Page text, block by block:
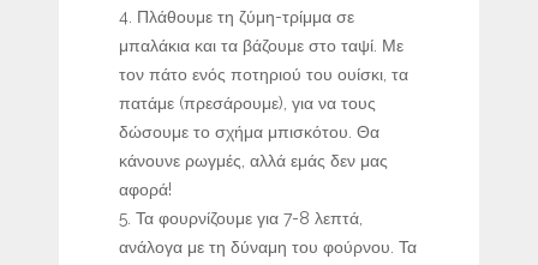
Πλάθουμε τη ζύμη-τρίμμα σε
μπαλάκια και τα βάζουμε στο ταψί. Με
τον πάτο ενός ποτηριού του ουίσκι, τα
πατάμε (πρεσάρουμε), για να τους
δώσουμε το σχήμα μπισκότου. Θα
κάνουνε ρωγμές, αλλά εμάς δεν μας
αφορά!
Τα φουρνίζουμε για 7-8 λεπτά,
ανάλογα με τη δύναμη του φούρνου. Τα